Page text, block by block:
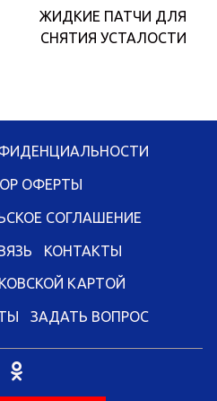
ЖИДКИЕ ПАТЧИ ДЛЯ
СНЯТИЯ УСТАЛОСТИ
ОФЕРТЫ
СОГЛАШЕНИЕ
КОНТАКТЫ
КАРТОЙ
ЗАДАТЬ ВОПРОС